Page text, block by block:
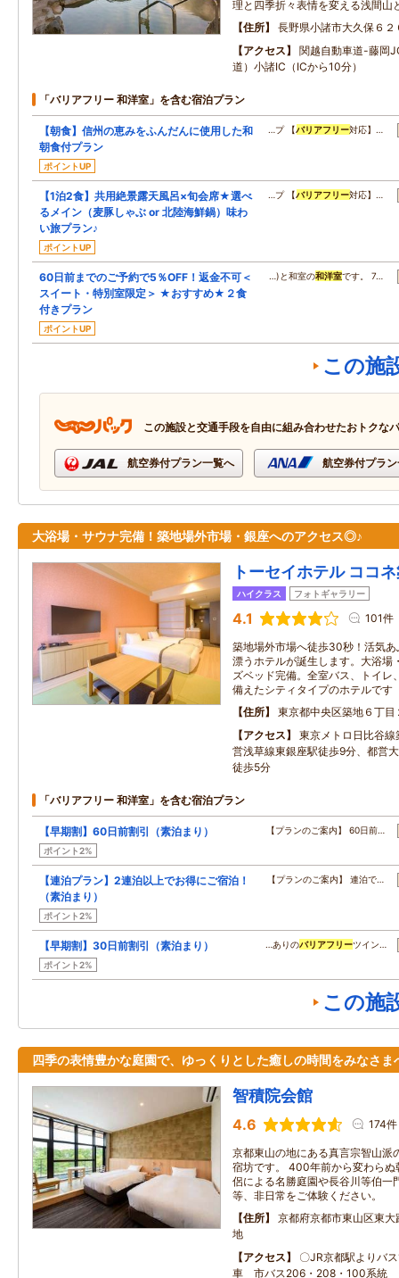
理と四季折々表情を変える浅間山
住所
長野県小諸市大久保６２
アクセス
関越自動車道-藤岡
道）小諸IC（ICから10分）
「バリアフリー 和洋室」を含む宿泊プラン
【朝食】信州の恵みをふんだんに使用した和
朝食付プラン
ポイントUP
…プ 【バリアフリー対応】…
【1泊2食】共用絶景露天風呂×旬会席★選べ
るメイン（麦豚しゃぶ or 北陸海鮮鍋）味わ
い旅プラン♪
ポイントUP
…プ 【バリアフリー対応】…
60日前までのご予約で5％OFF！返金不可＜
スイート・特別室限定＞ ★おすすめ★２食
付きプラン
ポイントUP
…)と和室の和洋室です。 7…
この施
この施設と交通手段を自由に組み合わせたおトクな
航空券付プラン一覧へ 航空券付プラ
大浴場・サウナ完備！築地場外市場・銀座へのアクセス◎♪
トーセイホテル ココ
ハイクラス フォトギャラリー
4.1 101件
築地場外市場へ徒歩30秒！活気
漂うホテルが誕生します。大浴場
ズベッド完備。全室バス、トイレ
備えたシティタイプのホテルです
住所
東京都中央区築地６丁目
アクセス
東京メトロ日比谷
営浅草線東銀座駅徒歩9分、都営
徒歩5分
「バリアフリー 和洋室」を含む宿泊プラン
【早期割】60日前割引（素泊まり）
ポイント2%
【プランのご案内】 60日前…
【連泊プラン】2連泊以上でお得にご宿泊！
（素泊まり）
ポイント2%
【プランのご案内】 連泊で…
【早期割】30日前割引（素泊まり）
ポイント2%
…ありのバリアフリーツイン…
この施
四季の表情豊かな庭園で、ゆっくりとした癒しの時間をみなさま
智積院会館
4.6 174件
京都東山の地にある真言宗智山派
宿坊です。 400年前から変わら
侶による名勝庭園や長谷川等伯一
等、非日常をご体験ください。
住所
京都府京都市東山区東
地
アクセス
〇JR京都駅よりバ
車 市バス206・208・100系統